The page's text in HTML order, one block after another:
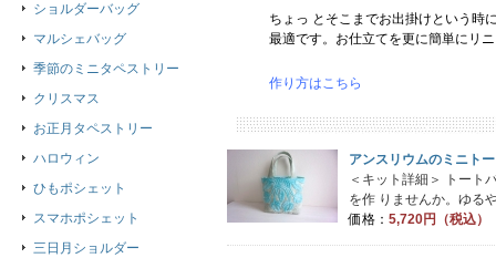
ちょっ とそこまでお出掛けという時
最適です。お仕立てを更に簡単にリ
作り方はこちら
アンスリウムのミニト
＜キット詳細＞ トート
を作 りませんか。ゆる
価格： 5,720円（税込）
ショルダーバッグ
マルシェバッグ
季節のミニタペストリー
クリスマス
お正月タペストリー
ハロウィン
ひもポシェット
スマホポシェット
三日月ショルダー